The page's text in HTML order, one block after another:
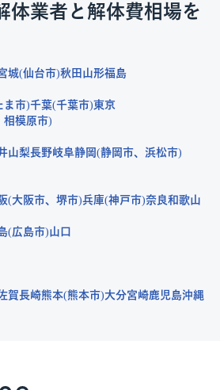
体業者と解体費相場を
城 仙台市 秋田 山形福島
ま市 千葉 千葉市 東京
相模原市
山梨長野岐阜静岡 静岡市
浜松市
大阪市 堺市 兵庫 神戸市 奈良和歌山
広島市 山口
賀長崎熊本 熊本市 大分宮崎鹿児島沖縄